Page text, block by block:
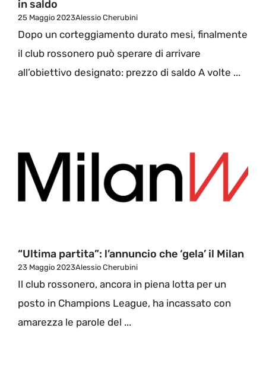
in saldo
25 Maggio 2023Alessio Cherubini
Dopo un corteggiamento durato mesi, finalmente
il club rossonero può sperare di arrivare
all’obiettivo designato: prezzo di saldo A volte ...
“Ultima partita”: l’annuncio che ‘gela’ il Milan
23 Maggio 2023Alessio Cherubini
Il club rossonero, ancora in piena lotta per un
posto in Champions League, ha incassato con
amarezza le parole del ...